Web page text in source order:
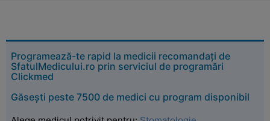
Programează-te rapid la medicii recomandați de
SfatulMedicului.ro prin serviciul de programări
Clickmed
Găsești peste 7500 de medici cu program disponibil